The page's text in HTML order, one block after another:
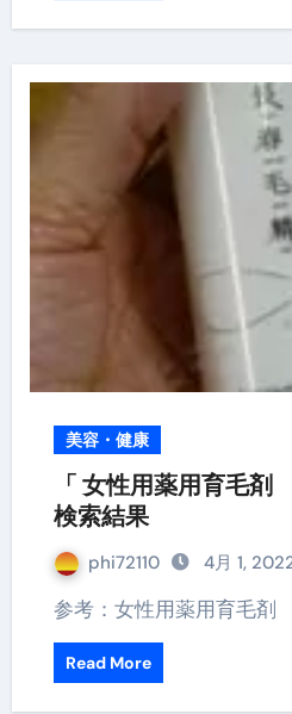
美容・健康
「 女性用薬用育毛剤
検索結果
phi72110 4月 1,
参考：女性用薬用育毛
Read More